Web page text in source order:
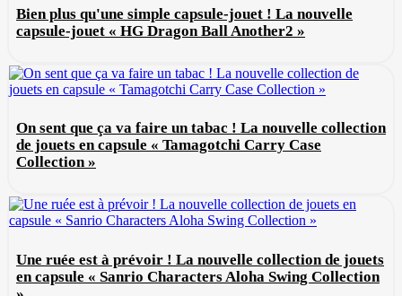
Bien plus qu'une simple capsule-jouet ! La nouvelle
capsule-jouet « HG Dragon Ball Another2 »
On sent que ça va faire un tabac ! La nouvelle collection
de jouets en capsule « Tamagotchi Carry Case
Collection »
Une ruée est à prévoir ! La nouvelle collection de jouets
en capsule « Sanrio Characters Aloha Swing Collection